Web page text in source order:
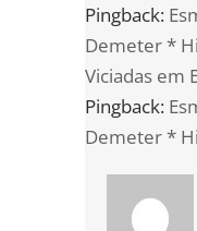
Pingback:
Demeter *
Viciadas em
Pingback:
Demeter *